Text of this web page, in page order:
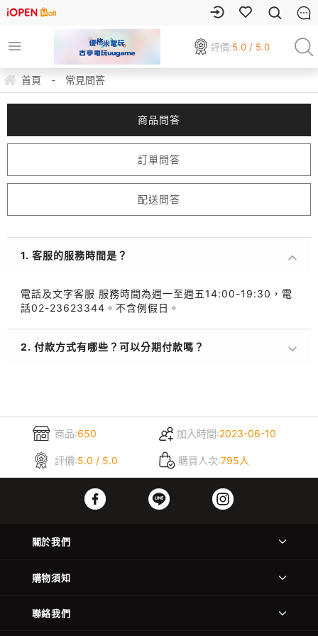
評價:5.0 / 5.0
首頁 - 常見問答
商品問答
訂單問答
配送問答
1. 客服的服務時間是？
電話及文字客服 服務時間為週一至週五14:00-19:30，電
話02-23623344。不含例假日。
2. 付款方式有哪些？可以分期付款嗎？
商品:650 加入時間:2023-06-10
評價:5.0 / 5.0 購買人次:795人
關於我們
購物須知
聯絡我們